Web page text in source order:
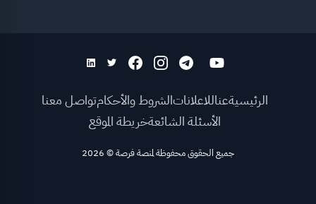
الرئيسيةعناللاعلاناتالشروط والأحكامتواصل معنا
الأسئلة الشائعةخريطة الموقع
جميع الحقوق محفوظة لمنصة فرصة©
2026